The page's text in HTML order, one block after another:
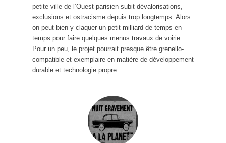
petite ville de l’Ouest parisien subit dévalorisations,
exclusions et ostracisme depuis trop longtemps. Alors
on peut bien y claquer un petit milliard de temps en
temps pour faire quelques menus travaux de voirie.
Pour un peu, le projet pourrait presque être grenello-
compatible et exemplaire en matière de développement
durable et technologie propre…